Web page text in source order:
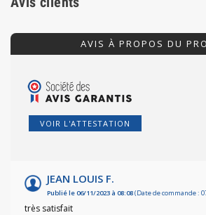
AVIS À PROPOS DU
VOIR L'ATTESTATION
JEAN LOUIS F.
Publié le 06/11/2023 à 08:08(Date de commande :
très satisfait